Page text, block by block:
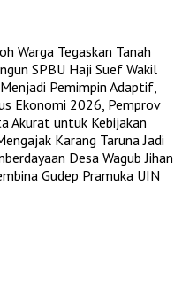
Warga Tegaskan Tanah
SPBU Haji Suef Wakil
Pemimpin Adaptif,
Ekonomi 2026, Pemprov
Akurat untuk Kebijakan
Karang Taruna Jadi
Desa Wagub Jihan
Gudep Pramuka UIN